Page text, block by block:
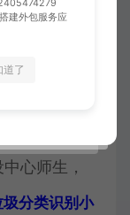
分类管理
心师生，
圾分类识别小
建外包服务应
道了